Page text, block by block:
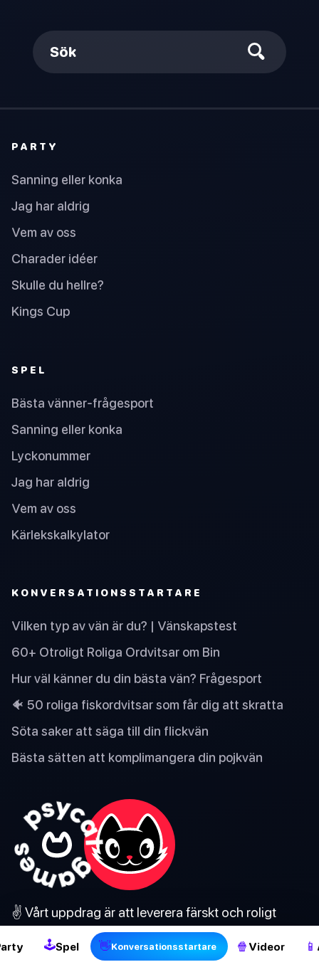
🕹Spel 👋Konversationsstartare 🍿 Videor 📱
Sök
PARTY
Sanning eller konka
Jag har aldrig
Vem av oss
Charader idéer
Skulle du hellre?
Kings Cup
SPEL
Bästa vänner-frågesport
Sanning eller konka
Lyckonummer
Jag har aldrig
Vem av oss
Kärlekskalkylator
KONVERSATIONSSTARTARE
Vilken typ av vän är du? | Vänskapstest
60+ Otroligt Roliga Ordvitsar om Bin
Hur väl känner du din bästa vän? Frågesport
🐠 50 roliga fiskordvitsar som får dig att skratta
Söta saker att säga till din flickvän
Bästa sätten att komplimangera din pojkvän
✌️ Vårt uppdrag är att leverera färskt och roligt
innehåll. Från mobilspel, appar och frågesporter,
för att festa och dricka spel. Njut av!